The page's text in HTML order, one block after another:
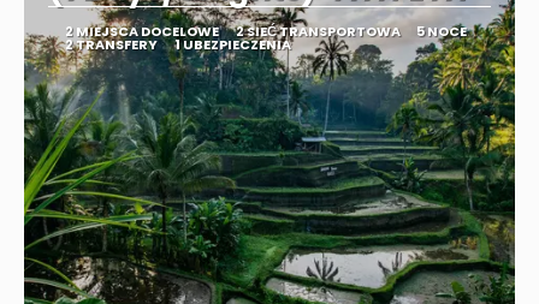
2 MIEJSCA DOCELOWE 2 SIEĆ TRANSPORTOWA 5 NOCE
2 TRANSFERY 1 UBEZPIECZENIA